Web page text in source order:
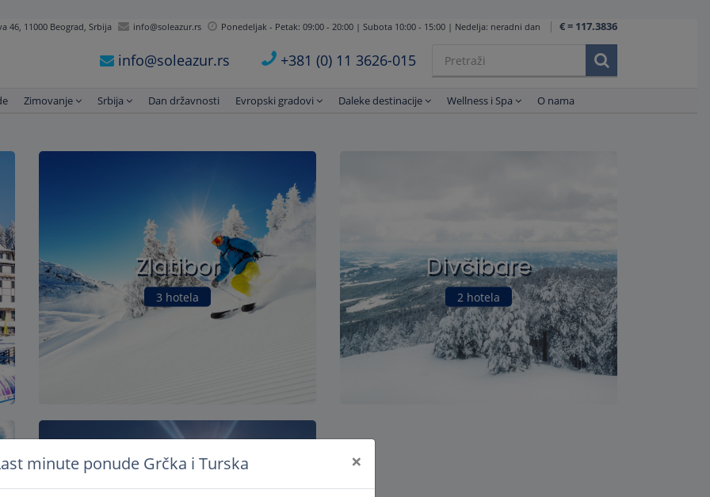
46, 11000 Beograd, Srbija info@soleazur.rs Ponedeljak - Petak: 09:00 - 20:00 | Subota 10:00 - 15:00 | Nedelja: neradni dan € = 117.3836
info@soleazur.rs +381 (0) 11 3626-015
Zimovanje Srbija Dan državnosti Evropski gradovi Daleke destinacije Wellness i Spa O nama
Zlatibor
3 hotela
Divčibare
2 hotela
minute ponude Grčka i Turska ×